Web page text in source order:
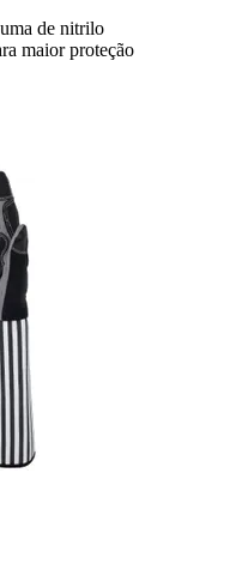
de nitrilo
maior proteção